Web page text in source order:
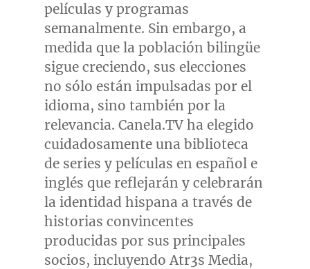
películas y programas
semanalmente. Sin embargo, a
medida que la población bilingüe
sigue creciendo, sus elecciones
no sólo están impulsadas por el
idioma, sino también por la
relevancia. Canela.TV ha elegido
cuidadosamente una biblioteca
de series y películas en español e
inglés que reflejarán y celebrarán
la identidad hispana a través de
historias convincentes
producidas por sus principales
socios, incluyendo Atr3s Media,